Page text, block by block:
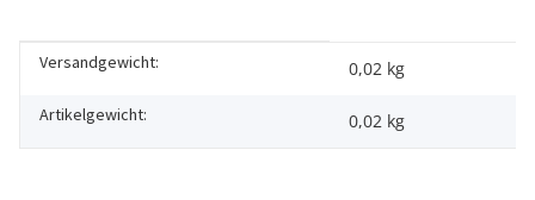
Produkteigenschaft
Wert
Versandgewicht: 0,02 kg
Artikelgewicht: 0,02 kg